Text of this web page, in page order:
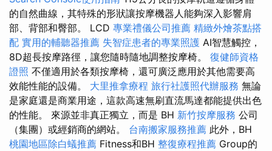
的自然曲線，其特殊的形狀讓按摩機器人能夠深入影響肩
部、背部和臀部。 LCD 專業禮儀公司推薦 精緻外燴茶點搭
配 實用的輔聽器推薦 失智症患者的專業照護 AI智慧觸控，
8D超長按摩路徑，讓您隨時隨地調整按摩椅。 復健師資格
證照 不僅適用於各類按摩椅，還可廣泛應用於其他需要高
效能性能的設備。 大里推拿療程 旅行社護照代辦服務 無論
是家庭還是商業用途，這款高速無刷直流馬達都能提供出色
的性能。 來源並非真正獨立，而是 BH 新竹按摩服務 公司
（集團）或經銷商的網站。 台南搬家服務推薦 此外，BH
桃園地區除白蟻推薦 Fitness和BH 整復療程推薦 Group的